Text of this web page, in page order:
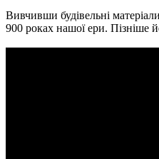
Вивчивши будівельні
900 роках нашої ери. Пізніше